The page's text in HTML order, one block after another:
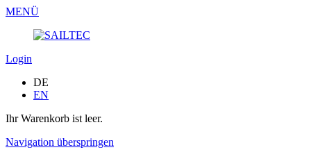
MENÜ
Login
DE
EN
Ihr Warenkorb ist leer.
Navigation überspringen